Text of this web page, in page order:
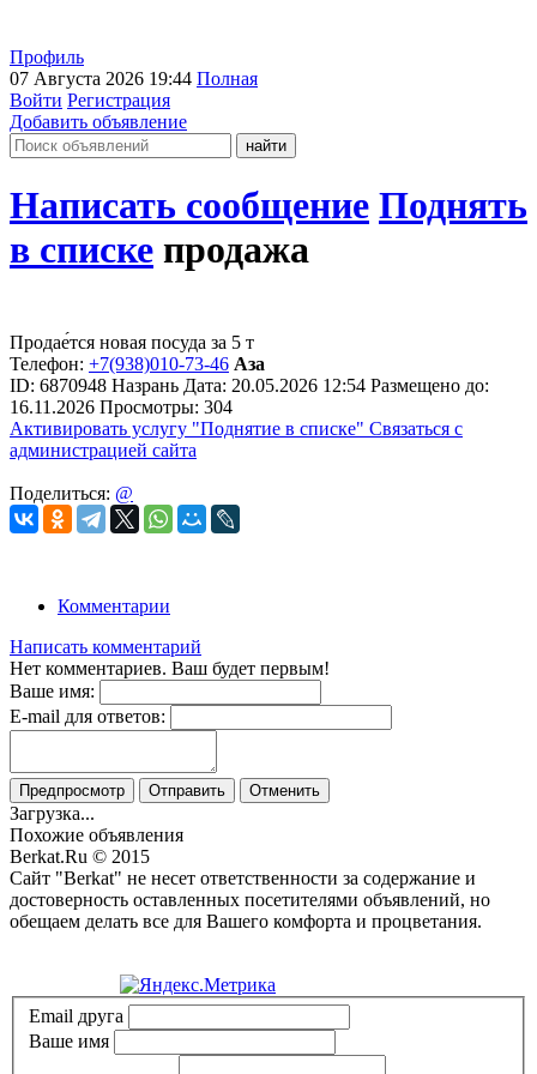
Профиль
07 Августа 2026 19:44 Полная
Войти Регистрация
Добавить объявление
Написать сообщение Поднять
в списке продажа
Продае́тся новая посуда за 5 т
Телефон: +7(938)010-73-46 Аза
ID: 6870948 Назрань Дата: 20.05.2026 12:54 Размещено до:
16.11.2026 Просмотры: 304
Активировать услугу "Поднятие в списке" Связаться с
администрацией сайта
Поделиться: @
Комментарии
Написать комментарий
Нет комментариев. Ваш будет первым!
Ваше имя:
E-mail для ответов:
Предпросмотр Отправить Отменить
Загрузка...
Похожие объявления
Berkat.Ru © 2015
Сайт "Berkat" не несет ответственности за содержание и
достоверность оставленных посетителями объявлений, но
обещаем делать все для Вашего комфорта и процветания.
Email друга
Ваше имя